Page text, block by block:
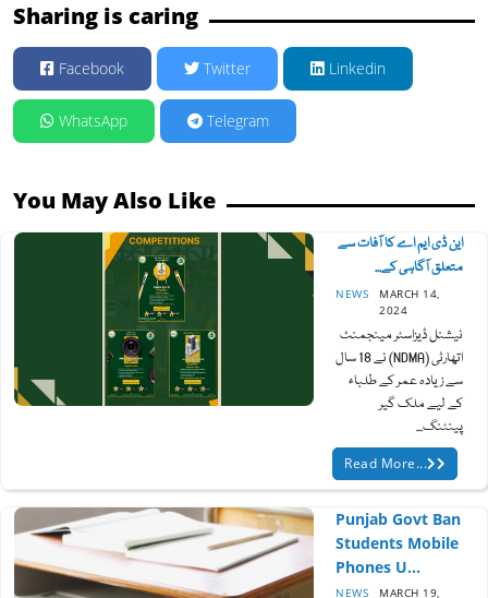
Sharing is caring
Facebook Twitter Linkedin
WhatsApp Telegram
You May Also Like
این ڈی ایم اے کا آفات سے
متعلق آگاہی کے...
NEWS
MARCH 14,
2024
نیشنل ڈیزاسٹر مینجمنٹ
اتھارٹی (NDMA) نے 18 سال
سے زیادہ عمر کے طلباء
کے لیے ملک گیر
پینٹنگ...
Read More...
Punjab Govt Ban
Students Mobile
Phones U...
NEWS
MARCH 19,